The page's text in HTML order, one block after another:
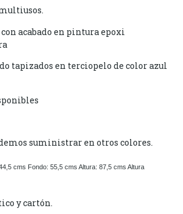
acabado en pintura epoxi
tapizados en terciopelo de color azul
suministrar en otros colores.
cms Fondo: 55,5 cms Altura: 87,5 cms Altura
y cartón.